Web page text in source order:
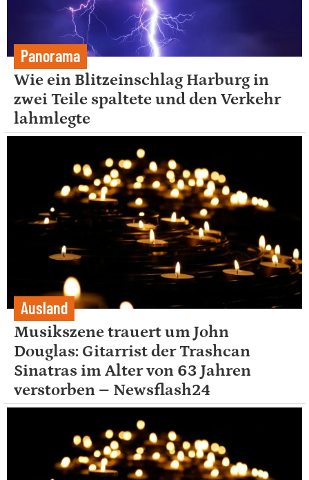
Panorama
Wie ein Blitzeinschlag Harburg in
zwei Teile spaltete und den Verkehr
lahmlegte
Ausland
Musikszene trauert um John
Douglas: Gitarrist der Trashcan
Sinatras im Alter von 63 Jahren
verstorben – Newsflash24